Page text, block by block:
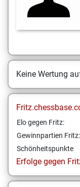
Keine Wertung
Elo gegen Fritz:
Gewinnpartien Fritz:
Schönheitspunkte
Erfolge gegen